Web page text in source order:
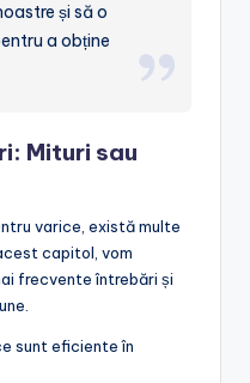
și să o
a obține
Mituri sau
varice, există multe
capitol, vom
frecvente întrebări și
sunt eficiente în